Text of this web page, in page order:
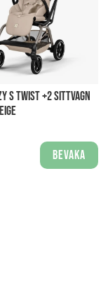
S TWIST +2 SITTVAGN
Bevaka